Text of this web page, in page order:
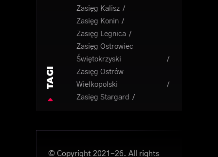
TAGI
Zasięg Kalisz
Zasięg Konin
Zasięg Legnica
Zasięg Ostrowiec
Świętokrzyski
Zasięg Ostrów
Wielkopolski
Zasięg Stargard
© Copyright 2021-26. All rights